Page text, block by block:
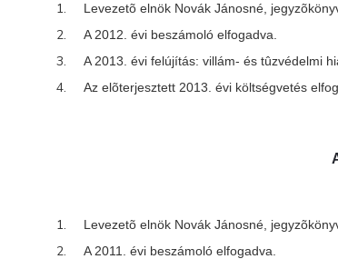
Levezetõ elnök Novák Jánosné,
A 2012. évi beszámoló elfogadva.
A 2013. évi felújítás: villám- és tûzvédelmi
Az elõterjesztett 2013. évi költségvetés
Levezetõ elnök Novák Jánosné,
A 2011. évi beszámoló elfogadva.